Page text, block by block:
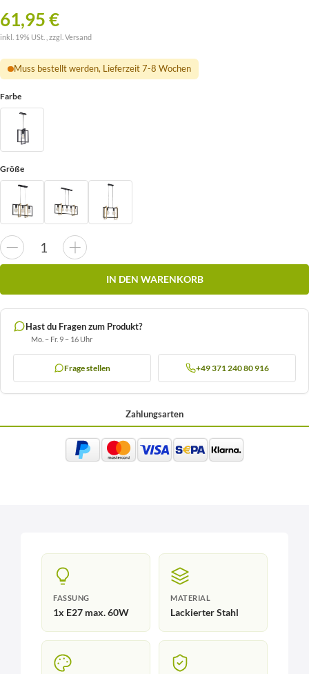
61,95 €
inkl. 19% USt. , zzgl. Versand
Muss bestellt werden, Lieferzeit 7-8 Wochen
Farbe
Größe
IN DEN WARENKORB
Hast du Fragen zum Produkt?
Mo. – Fr. 9 – 16 Uhr
Frage stellen +49 371 240 80 916
Zahlungsarten
FASSUNG
1x E27 max. 60W
MATERIAL
Lackierter Stahl